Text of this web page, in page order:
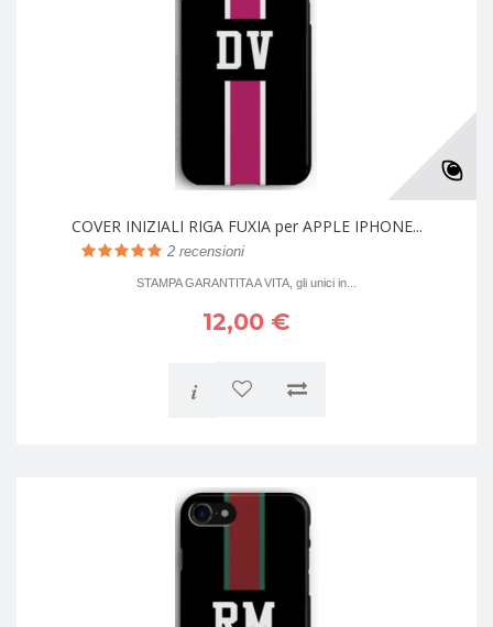
COVER INIZIALI RIGA FUXIA per APPLE IPHONE...
2 recensioni
STAMPA GARANTITA A VITA, gli unici in...
12,00 €
i